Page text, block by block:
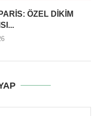
ÖZEL DIKIM